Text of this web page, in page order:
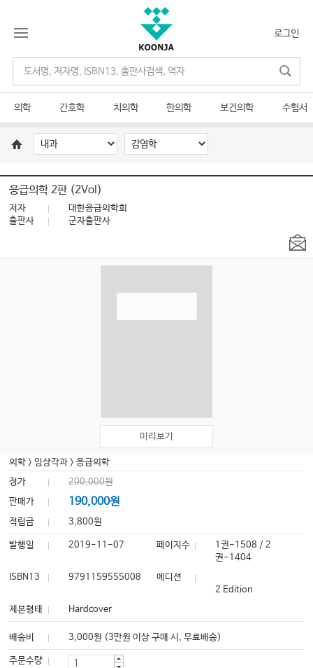
로그인
의학 간호학 치의학 한의학 보건의학 수험서
응급의학 2판 (2Vol)
저자
대한응급의학회
출판사
군자출판사
미리보기
의학 > 임상각과 >응급의학
정가
200,000원
판매가
190,000원
적립금 3,800원
발행일 2019-11-07 페이지수
1권-1508 / 2
권-1404
ISBN13
9791159555008
에디션
2 Edition
제본형태
Hardcover
배송비 3,000원 (3만원 이상 구매 시, 무료배송)
주문수량